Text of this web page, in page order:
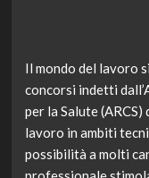
Il mondo del lavoro
concorsi indetti
per la Salute
lavoro in ambiti
possibilità a molti